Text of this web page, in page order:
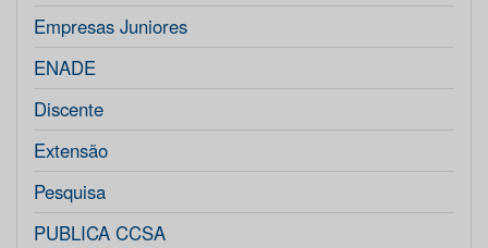
Empresas Juniores
ENADE
Discente
Extensão
Pesquisa
PUBLICA CCSA